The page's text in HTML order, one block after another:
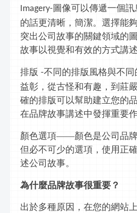
Imagery- 圖像可以傳遞一個訊
的話更清晰，簡潔。選擇能
突出公司故事的關鍵領域的
故事以視覺和有效的方式講述
排版 -不同的排版風格與不
益彰，從古怪和有趣，到莊
確的排版可以幫助建立您的
在品牌故事講述中發揮重要作
顏色選項——顏色是公司品
但必不可少的選項，使用正
述公司故事。
為什麼品牌故事很重要？
出於多種原因，在您的網站